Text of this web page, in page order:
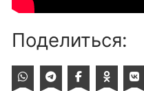
Поделиться: